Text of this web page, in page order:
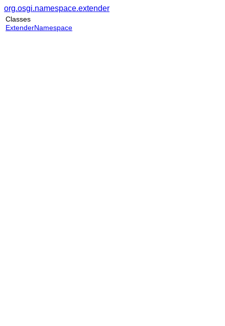
org.osgi.namespace.extender
Classes
ExtenderNamespace